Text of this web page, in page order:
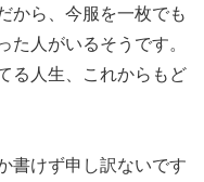
から、今服を一枚でも
人がいるそうです。
る人生、これからもど
書けず申し訳ないです